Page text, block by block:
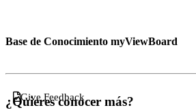
Base de Conocimiento myViewBoard
Give Feedback
¿Quieres conocer más?